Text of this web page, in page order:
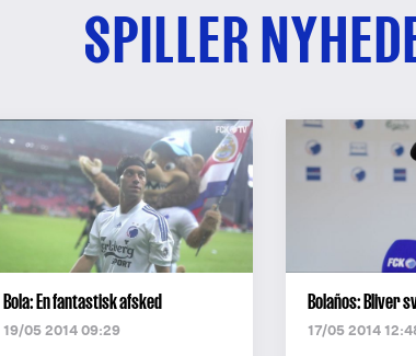
SPILLER
Bola: En fantastisk afsked
19/05 2014 09:29
Bolaños: Bliver
17/05 2014